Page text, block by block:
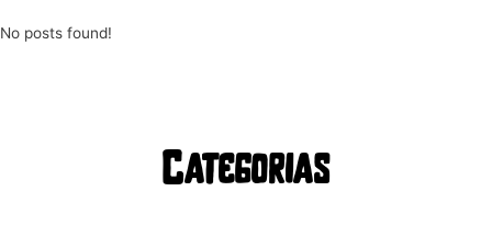
No posts found!
Categorias